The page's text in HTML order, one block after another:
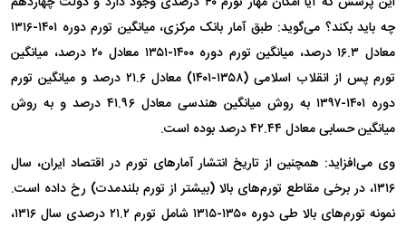
چه باید بکند؟ می‌گوید: طبق آمار بانک مرکزی، میانگین تورم دوره ۱۴۰۱-۱۳۱۶
معادل ۱۶.۳ درصد، میانگین تورم دوره ۱۴۰۰-۱۳۵۱ معادل ۲۰ درصد، میانگین
تورم پس از انقلاب اسلامی (۱۳۵۸-۱۴۰۱) معادل ۲۱.۶ درصد و میانگین تورم
دوره ۱۴۰۱-۱۳۹۷ به روش میانگین هندسی معادل ۴۱.۹۶ درصد و به روش
میانگین حسابی معادل ۴۲.۴۴ درصد بوده است.
وی می‌افزاید: همچنین از تاریخ انتشار آمارهای تورم در اقتصاد ایران، سال
۱۳۱۶، در برخی مقاطع تورم‌های بالا (بیشتر از تورم بلندمدت) رخ داده است.
نمونه تورم‌های بالا طی دوره ۱۳۵۰-۱۳۱۵ شامل تورم ۲۱.۲ درصدی سال ۱۳۱۶،